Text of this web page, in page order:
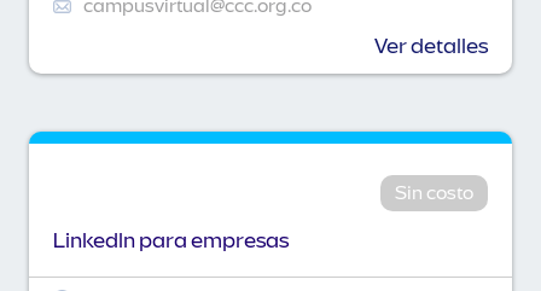
campusvirtual@ccc.org.co
Ver detalles
Sin costo
Linkedln para empresas